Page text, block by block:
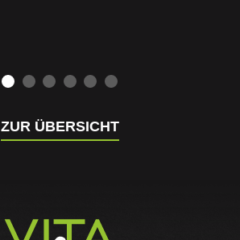
ZUR ÜBERSICHT